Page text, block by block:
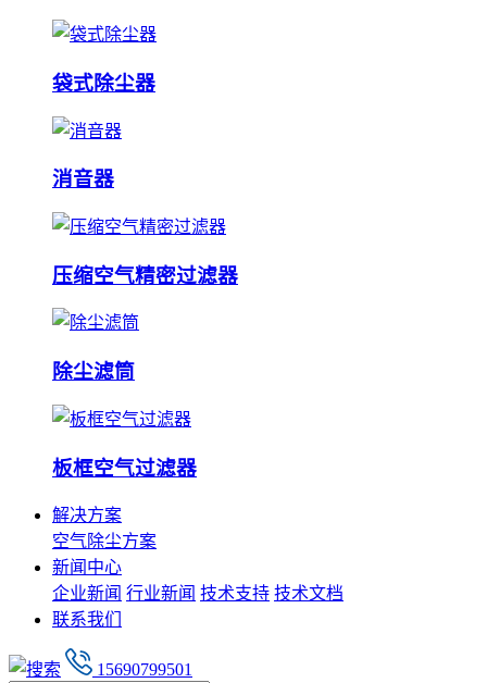
袋式除尘器
消音器
压缩空气精密过滤器
除尘滤筒
板框空气过滤器
解决方案
空气除尘方案
新闻中心
企业新闻 行业新闻 技术支持 技术文档
联系我们
15690799501